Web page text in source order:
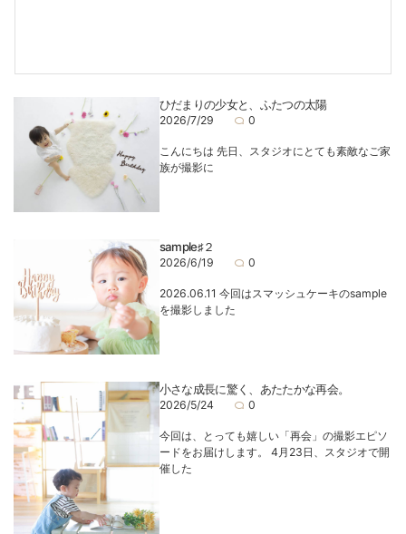
ひだまりの少女と、ふたつの太陽
2026/7/29 0
こんにちは 先日、スタジオにとても素敵なご家
族が撮影に
sample♯２
2026/6/19 0
2026.06.11 今回はスマッシュケーキのsample
を撮影しました
小さな成長に驚く、あたたかな再会。
2026/5/24 0
今回は、とっても嬉しい「再会」の撮影エピソ
ードをお届けします。 4月23日、スタジオで開
催した